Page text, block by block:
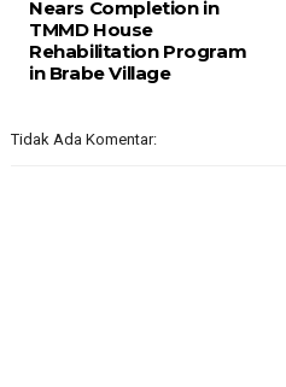
Nears Completion in
TMMD House
Rehabilitation Program
in Brabe Village
Tidak Ada Komentar: